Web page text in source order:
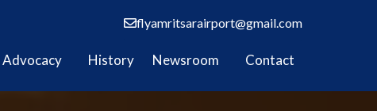
flyamritsarairport@gmail.com
Advocacy History Newsroom Contact